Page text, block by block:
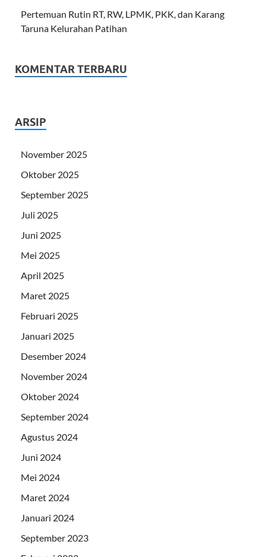
Pertemuan Rutin RT, RW, LPMK, PKK, dan Karang
Taruna Kelurahan Patihan
KOMENTAR TERBARU
ARSIP
November 2025
Oktober 2025
September 2025
Juli 2025
Juni 2025
Mei 2025
April 2025
Maret 2025
Februari 2025
Januari 2025
Desember 2024
November 2024
Oktober 2024
September 2024
Agustus 2024
Juni 2024
Mei 2024
Maret 2024
Januari 2024
September 2023